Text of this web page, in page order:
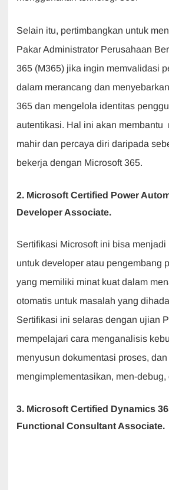
Selain itu, pertimbangkan untuk
Pakar Administrator Perusahaan
365 (M365) jika ingin memvalidasi
dalam merancang dan
365 dan mengelola identitas
autentikasi. Hal ini akan membantu
mahir dan percaya diri daripada
bekerja dengan Microsoft 365.
2. Microsoft Certified Power
Developer Associate.
Sertifikasi Microsoft ini bisa
untuk developer atau pengembang
yang memiliki minat kuat dalam
otomatis untuk masalah yang
Sertifikasi ini selaras dengan ujian
mempelajari cara menganalisis
menyusun dokumentasi proses,
mengimplementasikan, men-
3. Microsoft Certified Dynamics
Functional Consultant Associate.